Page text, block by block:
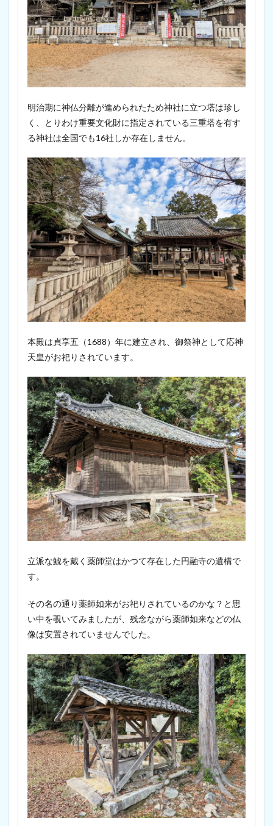
明治期に神仏分離が進められたため神社に立つ塔は珍し
く、とりわけ重要文化財に指定されている三重塔を有す
る神社は全国でも16社しか存在しません。
本殿は貞享五（1688）年に建立され、御祭神として応神
天皇がお祀りされています。
立派な鯱を戴く薬師堂はかつて存在した円融寺の遺構で
す。
その名の通り薬師如来がお祀りされているのかな？と思
い中を覗いてみましたが、残念ながら薬師如来などの仏
像は安置されていませんでした。